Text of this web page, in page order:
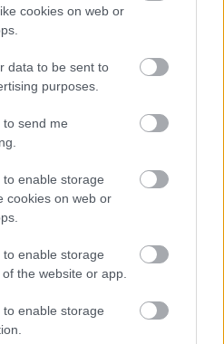
cookies on web or
data to be sent to
purposes.
to send me
enable storage
cookies on web or
enable storage
the website or app.
enable storage
a hazai víziközművekről?
fél évszázados vezetéken
vízellátása